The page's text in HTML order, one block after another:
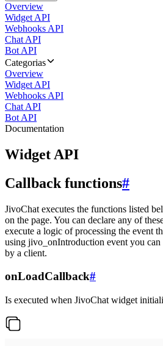
Overview
Widget API
Webhooks API
Chat API
Bot API
Categorias
Overview
Widget API
Webhooks API
Chat API
Bot API
Documentation
Widget API
Callback functions#
JivoChat executes the functions listed
on the page. You can declare any of
execute a logic of processing the event
using jivo_onIntroduction event you can
by a client.
onLoadCallback#
Is executed when JivoChat widget